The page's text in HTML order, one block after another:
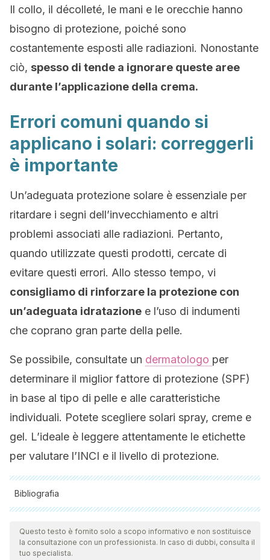
Il collo, il décolleté, le mani e le orecchie hanno
bisogno di protezione, poiché sono
costantemente esposti alle radiazioni. Nonostante
ciò, spesso di tende a ignorare queste aree
durante l’applicazione della crema.
Errori comuni quando si
applicano i solari: correggerli
è importante
Un’adeguata protezione solare è essenziale per
ritardare i segni dell’invecchiamento e altri
problemi associati alle radiazioni. Pertanto,
quando utilizzate questi prodotti, cercate di
evitare questi errori. Allo stesso tempo, vi
consigliamo di rinforzare la protezione con
un’adeguata idratazione e l’uso di indumenti
che coprano gran parte della pelle.
Se possibile, consultate un dermatologo per
determinare il miglior fattore di protezione (SPF)
in base al tipo di pelle e alle caratteristiche
individuali. Potete scegliere solari spray, creme e
gel. L’ideale è leggere attentamente le etichette
per valutare l’INCI e il livello di protezione.
Bibliografia
Tutte le fonti citate sono state esaminate a fondo dal nostro
team per garantirne la qualità, l'affidabilità, l'attualità e la
validità. La bibliografia di questo articolo è stata considerata
Questo testo è fornito solo a scopo informativo e non sostituisce
la consultazione con un professionista. In caso di dubbi, consulta il
tuo specialista.